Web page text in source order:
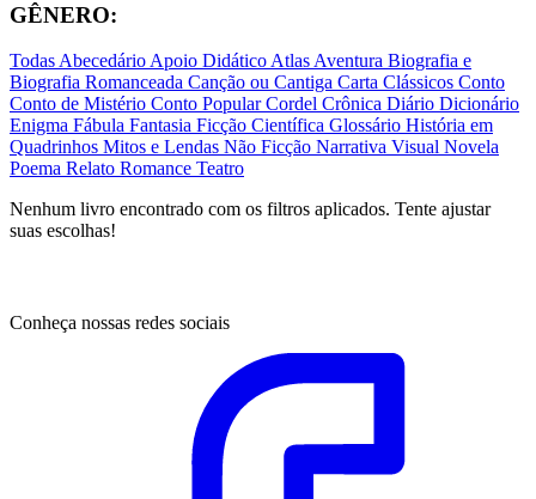
GÊNERO:
TodasAbecedárioApoio DidáticoAtlasAventura Biografia e
Biografia Romanceada Canção ou Cantiga Carta Clássicos Conto
Conto de Mistério Conto PopularCordel Crônica Diário Dicionário
Enigma Fábula Fantasia Ficção Científica Glossário História em
Quadrinhos Mitos e Lendas Não Ficção Narrativa Visual Novela
Poema Relato Romance Teatro
Nenhum livro encontrado com os filtros aplicados. Tente ajustar
suas escolhas!
Conheça nossas redes sociais